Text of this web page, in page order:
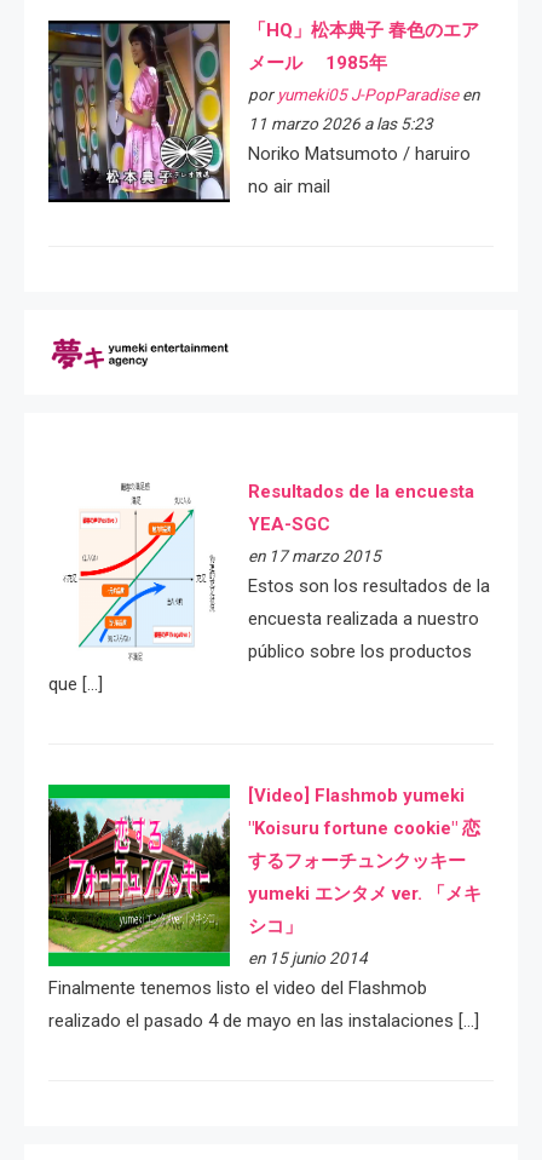
「HQ」松本典子 春色のエア
メール 1985年
por yumeki05 J-PopParadiseen
11 marzo 2026 a las 5:23
Noriko Matsumoto / haruiro
no air mail
Resultados de la encuesta
YEA-SGC
en 17 marzo 2015
Estos son los resultados de la
encuesta realizada a nuestro
público sobre los productos
que […]
[Video] Flashmob yumeki
"Koisuru fortune cookie" 恋
するフォーチュンクッキー
yumeki エンタメ ver. 「メキ
シコ」
en 15 junio 2014
Finalmente tenemos listo el video del Flashmob
realizado el pasado 4 de mayo en las instalaciones […]